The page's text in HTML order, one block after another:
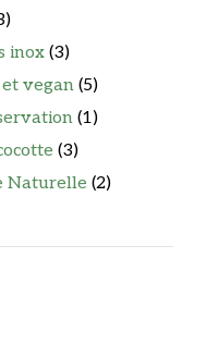
inox (3)
vegan (5)
(1)
(3)
Naturelle (2)